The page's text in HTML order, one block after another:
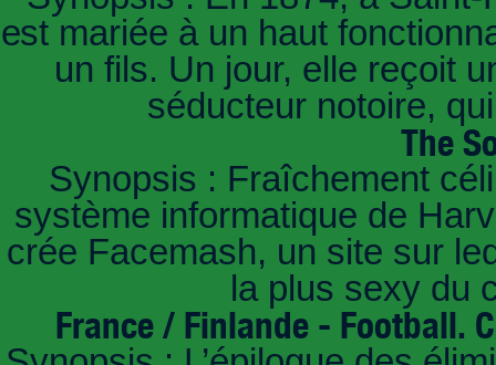
est mariée à un haut
un fils. Un jour, elle reçoit
séducteur notoire,
The
Synopsis : Fraîchement
système informatique de
crée Facemash, un site sur
la plus sexy du
France / Finlande - Football.